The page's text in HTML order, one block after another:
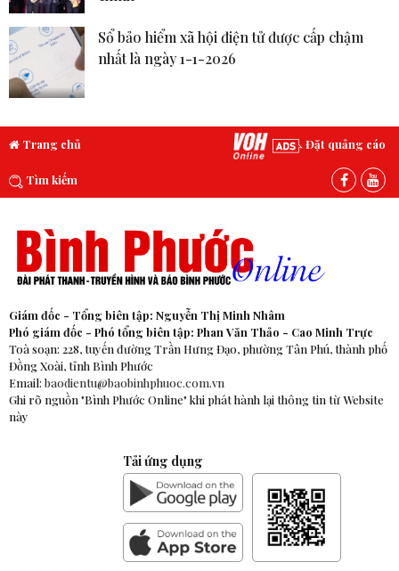
Sổ bảo hiểm xã hội điện tử được cấp chậm
nhất là ngày 1-1-2026
Trang chủ Đặt quảng cáo
Tìm kiếm
Giám đốc - Tổng biên tập: Nguyễn Thị Minh Nhâm
Phó giám đốc - Phó tổng biên tập: Phan Văn Thảo - Cao Minh Trực
Toà soạn: 228, tuyến đường Trần Hưng Đạo, phường Tân Phú, thành phố
Đồng Xoài, tỉnh Bình Phước
Email: baodientu@baobinhphuoc.com.vn
Ghi rõ nguồn "Bình Phước Online" khi phát hành lại thông tin từ Website
này
Tải ứng dụng